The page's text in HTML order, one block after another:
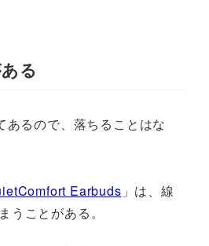
る
あるので、落ちることはな
Earbuds 」は、線
うことがある。